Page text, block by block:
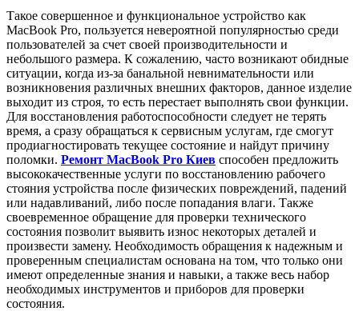
Такое совершенное и функциональное устройство как
MacBook Pro, пользуется невероятной популярностью среди
пользователей за счет своей производительности и
небольшого размера. К сожалению, часто возникают обидные
ситуации, когда из-за банальной невнимательности или
возникновения различных внешних факторов, данное изделие
выходит из строя, то есть перестает выполнять свои функции.
Для восстановления работоспособности следует не терять
время, а сразу обращаться к сервисным услугам, где смогут
продиагностировать текущее состояние и найдут причину
поломки. Ремонт MacBook Pro Киев способен предложить
высококачественные услуги по восстановлению рабочего
стояния устройства после физических повреждений, падений
или надавливаний, либо после попадания влаги. Также
своевременное обращение для проверки технического
состояния позволит выявить износ некоторых деталей и
произвести замену. Необходимость обращения к надежным и
проверенным специалистам основана на том, что только они
имеют определенные знания и навыки, а также весь набор
необходимых инструментов и приборов для проверки
состояния.